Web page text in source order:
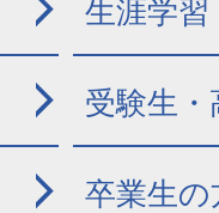
生涯学習
受験生
卒業生の